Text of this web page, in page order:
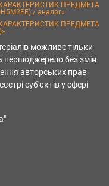
ПРЕДМЕТА
/ аналог»
ПРЕДМЕТА
можливе тільки
першоджерело без змін
авторських прав
суб'єктів у сфері